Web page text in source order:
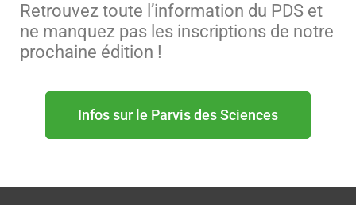
Retrouvez toute l’information du PDS et
ne manquez pas les inscriptions de notre
prochaine édition !
Infos sur le Parvis des Sciences